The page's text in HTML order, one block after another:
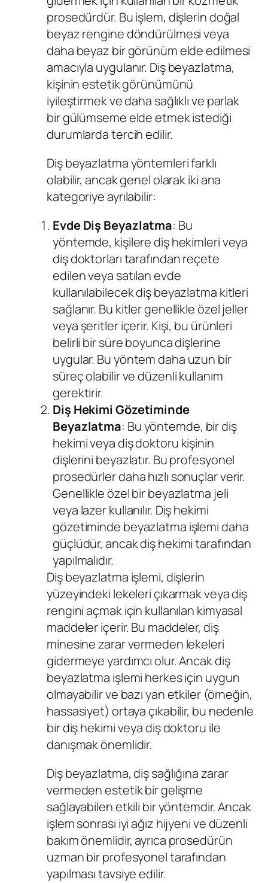
prosedürdür. Bu işlem, dişlerin doğal
beyaz rengine döndürülmesi veya
daha beyaz bir görünüm elde edilmesi
amacıyla uygulanır. Diş beyazlatma,
kişinin estetik görünümünü
iyileştirmek ve daha sağlıklı ve parlak
bir gülümseme elde etmek istediği
durumlarda tercih edilir.
Diş beyazlatma yöntemleri farklı
olabilir, ancak genel olarak iki ana
kategoriye ayrılabilir:
Evde Diş Beyazlatma: Bu
yöntemde, kişilere diş hekimleri veya
diş doktorları tarafından reçete
edilen veya satılan evde
kullanılabilecek diş beyazlatma kitleri
sağlanır. Bu kitler genellikle özel jeller
veya şeritler içerir. Kişi, bu ürünleri
belirli bir süre boyunca dişlerine
uygular. Bu yöntem daha uzun bir
süreç olabilir ve düzenli kullanım
gerektirir.
Diş Hekimi Gözetiminde
Beyazlatma: Bu yöntemde, bir diş
hekimi veya diş doktoru kişinin
dişlerini beyazlatır. Bu profesyonel
prosedürler daha hızlı sonuçlar verir.
Genellikle özel bir beyazlatma jeli
veya lazer kullanılır. Diş hekimi
gözetiminde beyazlatma işlemi daha
güçlüdür, ancak diş hekimi tarafından
yapılmalıdır.
Diş beyazlatma işlemi, dişlerin
yüzeyindeki lekeleri çıkarmak veya diş
rengini açmak için kullanılan kimyasal
maddeler içerir. Bu maddeler, diş
minesine zarar vermeden lekeleri
gidermeye yardımcı olur. Ancak diş
beyazlatma işlemi herkes için uygun
olmayabilir ve bazı yan etkiler (örneğin,
hassasiyet) ortaya çıkabilir, bu nedenle
bir diş hekimi veya diş doktoru ile
danışmak önemlidir.
Diş beyazlatma, diş sağlığına zarar
vermeden estetik bir gelişme
sağlayabilen etkili bir yöntemdir. Ancak
işlem sonrası iyi ağız hijyeni ve düzenli
bakım önemlidir, ayrıca prosedürün
uzman bir profesyonel tarafından
yapılması tavsiye edilir.